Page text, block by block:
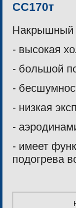
CC170т
Накрышный
- высокая
- большой
-
- низкая
-
- имеет
подогрева